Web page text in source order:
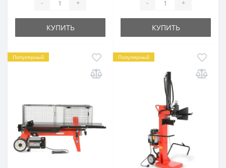
- +
КУПИТЬ
- +
КУПИТЬ
Популярный Популярный